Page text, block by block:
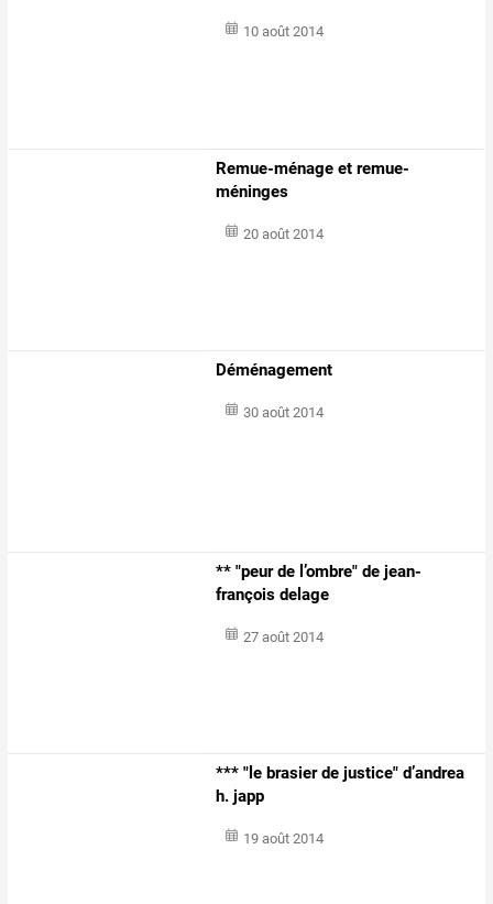
10 août 2014
Remue-ménage et remue-
méninges
20 août 2014
Déménagement
30 août 2014
** "peur de l’ombre" de jean-
françois delage
27 août 2014
*** "le brasier de justice" d’andrea
h. japp
19 août 2014